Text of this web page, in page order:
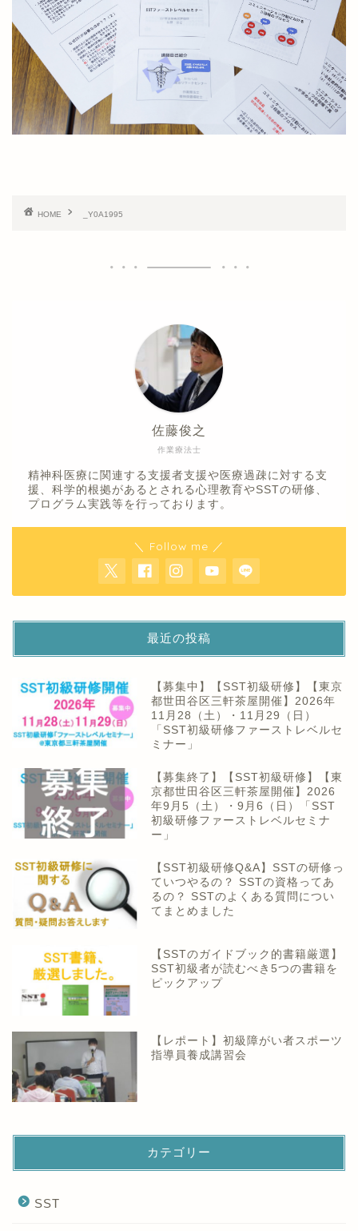
HOME _Y0A1995
作業療法士
佐藤俊之
精神科医療に関連する支援者支援や医療過疎に対する支
援、科学的根拠があるとされる心理教育やSSTの研修、
プログラム実践等を行っております。
＼ Follow me ／
最近の投稿
【募集中】【SST初級研修】【東京
都世田谷区三軒茶屋開催】2026年
11月28（土）・11月29（日）
「SST初級研修ファーストレベルセ
ミナー」
【募集終了】【SST初級研修】【東
京都世田谷区三軒茶屋開催】2026
年9月5（土）・9月6（日）「SST
初級研修ファーストレベルセミナ
ー」
【SST初級研修Q&A】SSTの研修っ
ていつやるの？ SSTの資格ってあ
るの？ SSTのよくある質問につい
てまとめました
【SSTのガイドブック的書籍厳選】
SST初級者が読むべき5つの書籍を
ピックアップ
【レポート】初級障がい者スポーツ
指導員養成講習会
カテゴリー
SST